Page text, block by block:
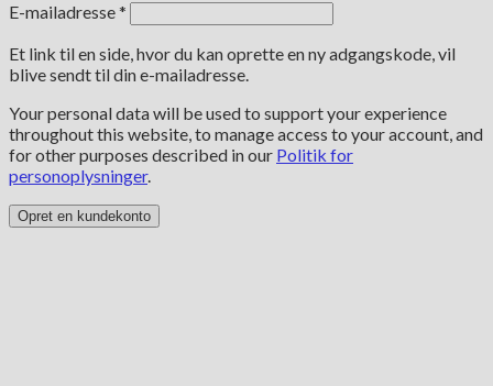
E-mailadresse*
Et link til en side, hvor du kan oprette en ny adgangskode, vil
blive sendt til din e-mailadresse.
Your personal data will be used to support your experience
throughout this website, to manage access to your account, and
for other purposes described in our Politik for
personoplysninger.
Opret en kundekonto